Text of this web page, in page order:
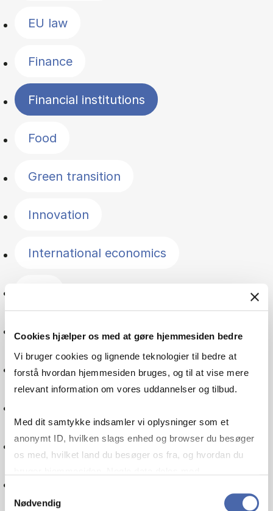
Cookies hjælper os med at gøre hjemmesiden bedre
Vi bruger cookies og lignende teknologier til bedre at
forstå hvordan hjemmesiden bruges, og til at vise mere
relevant information om vores uddannelser og tilbud.
Med dit samtykke indsamler vi oplysninger som et
anonymt ID, hvilken slags enhed og browser du besøger
os med, hvilket land du besøger os fra, og hvordan du
markedsføring. Du bestemmer selv - og kan altid trække
Samtykkevalg
Nødvendig
EU law
Finance
Financial institutions
Food
Green transition
Innovation
International economics
Management
The Nordic countries
Organisation